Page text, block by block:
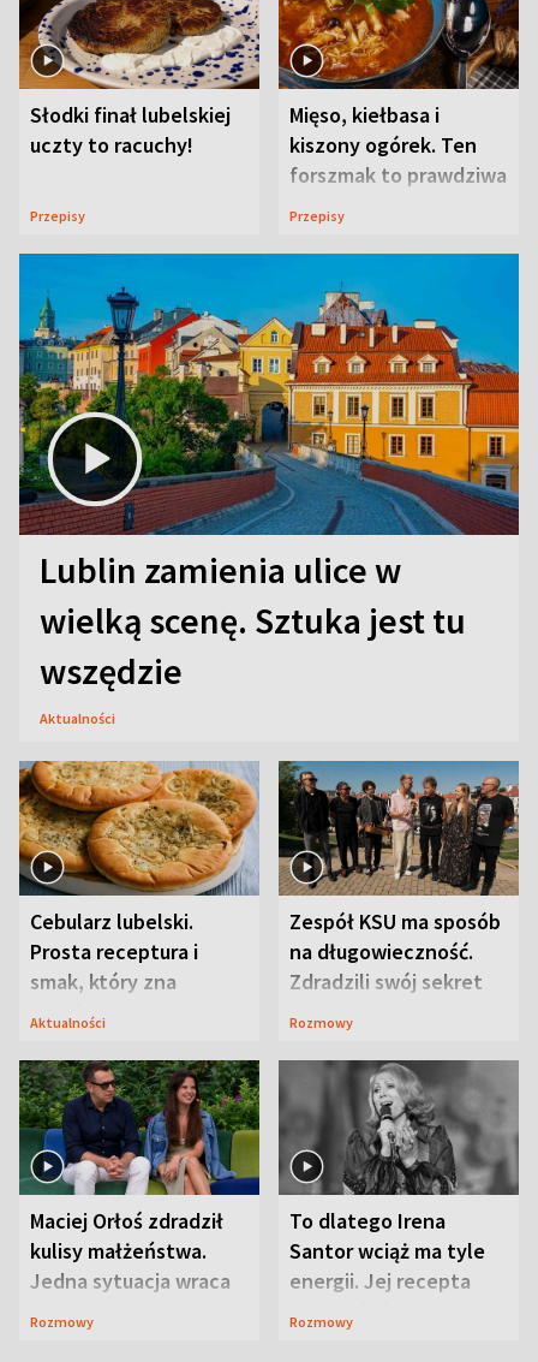
Słodki finał lubelskiej
uczty to racuchy!
Przepisy
Mięso, kiełbasa i
kiszony ogórek. Ten
forszmak to prawdziwa
uczta
Przepisy
Lublin zamienia ulice w
wielką scenę. Sztuka jest tu
wszędzie
Aktualności
Cebularz lubelski.
Prosta receptura i
smak, który zna
Lubelszczyzna
Aktualności
Zespół KSU ma sposób
na długowieczność.
Zdradzili swój sekret
Rozmowy
Maciej Orłoś zdradził
kulisy małżeństwa.
Jedna sytuacja wraca
jak bumerang
Rozmowy
To dlatego Irena
Santor wciąż ma tyle
energii. Jej recepta
jest zaskakująco
Rozmowy